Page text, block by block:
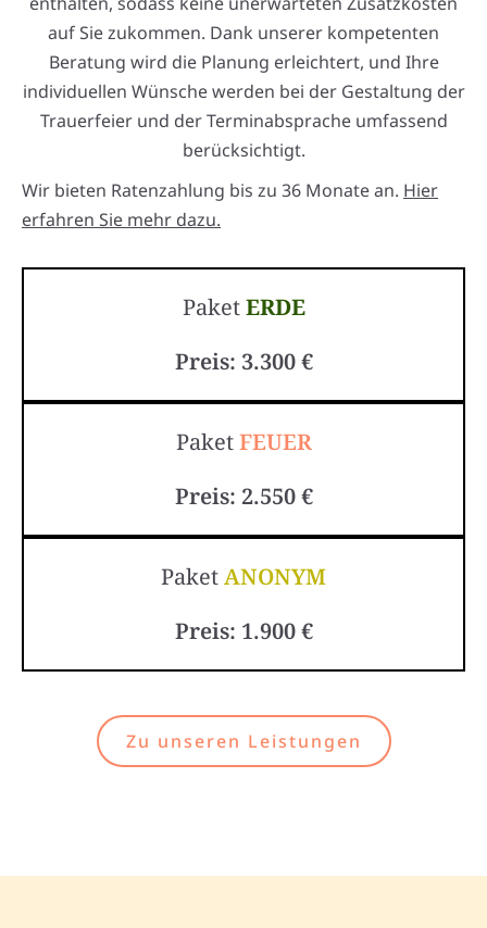
auf Sie zukommen. Dank unserer kompetenten
Beratung wird die Planung erleichtert, und Ihre
individuellen Wünsche werden bei der Gestaltung der
Trauerfeier und der Terminabsprache umfassend
berücksichtigt.
Wir bieten Ratenzahlung bis zu 36 Monate an. Hier
erfahren Sie mehr dazu.
PaketERDE
Preis: 3.300 €
PaketFEUER
Preis: 2.550 €
PaketANONYM
Preis: 1.900 €
Zu unseren Leistungen